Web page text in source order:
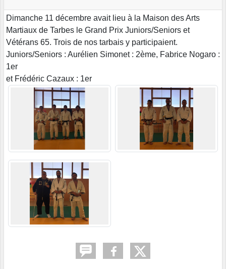
Dimanche 11 décembre avait lieu à la Maison des Arts
Martiaux de Tarbes le Grand Prix Juniors/Seniors et
Vétérans 65. Trois de nos tarbais y participaient.
Juniors/Seniors : Aurélien Simonet : 2ème, Fabrice Nogaro :
1er
et Frédéric Cazaux : 1er